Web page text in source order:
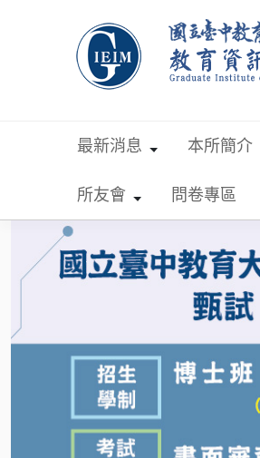
最新消息 本所簡介
所友會 問卷專區